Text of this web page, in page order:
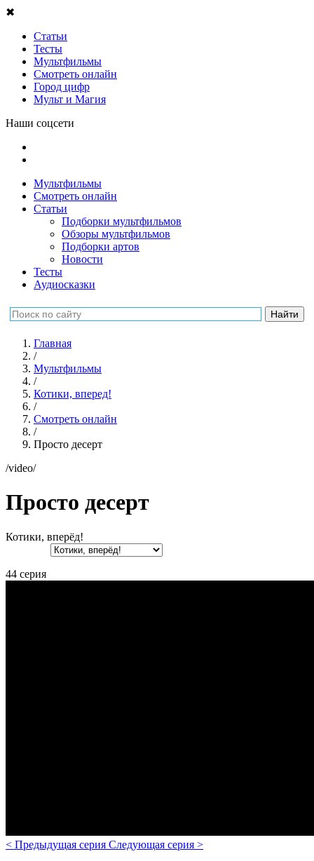
✖
Статьи
Тесты
Мультфильмы
Смотреть онлайн
Город цифр
Мульт и Магия
Наши соцсети
Мультфильмы
Смотреть онлайн
Статьи
Подборки мультфильмов
Обзоры мультфильмов
Подборки артов
Новости
Тесты
Аудиосказки
Главная
/
Мультфильмы
/
Котики, вперед!
/
Смотреть онлайн
/
Просто десерт
/video/
Просто десерт
Котики, вперёд!
44 серия
< Предыдущая серия Следующая серия >